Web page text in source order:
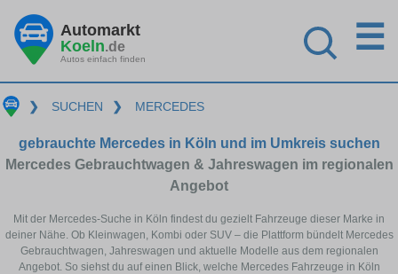
Automarkt
Koeln.de
Autos einfach finden
☰
❯ SUCHEN ❯ MERCEDES
gebrauchte Mercedes in Köln und im Umkreis suchen
Mercedes Gebrauchtwagen & Jahreswagen im regionalen
Angebot
Mit der Mercedes-Suche in Köln findest du gezielt Fahrzeuge dieser Marke in
deiner Nähe. Ob Kleinwagen, Kombi oder SUV – die Plattform bündelt Mercedes
Gebrauchtwagen, Jahreswagen und aktuelle Modelle aus dem regionalen
Angebot. So siehst du auf einen Blick, welche Mercedes Fahrzeuge in Köln